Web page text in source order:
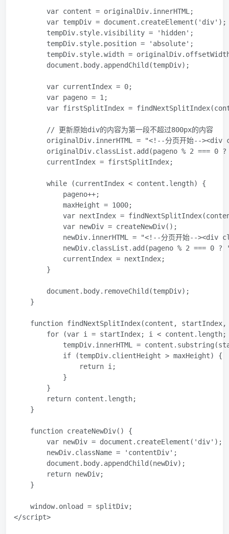
        var content = originalDiv.inner
HTML;
        var tempDiv = document.createElement('div');
        tempDiv.style.visibility = 'hidden';
        tempDiv.style.position = 'absolute';
tempDiv.style.width =
        document.body.appendChild(tempDiv);
        var currentIndex = 0;
        var pageno = 1;
var firstSplitIndex =
        // 更新原始div的内容为第一段不超过800px的内容
        originalDiv.inner
HTML = "<!--分页开始--
originalDiv.classList.add(pageno % 2 === 0
        currentIndex = firstSplitIndex;
        while (currentIndex < content.length) {
            pageno++;
            maxHeight = 1000;
var nextIndex =
            var newDiv = createNewDiv();
            newDiv.inner
HTML = "<!--分页开始--><div
newDiv.classList.add(pageno % 2 === 0 ?
            currentIndex = nextIndex;
        }
        document.body.removeChild(tempDiv);
    }
function findNextSplitIndex(content,
for (var i = startIndex; i < content.length;
            tempDiv.inner
HTML =
            if (tempDiv.clientHeight > maxHeight) {
                return i;
            }
        }
        return content.length;
    }
    function createNewDiv() {
        var newDiv = document.createElement('div');
        newDiv.className = 'contentDiv';
        document.body.appendChild(newDiv);
        return newDiv;
    }
    window.onload = splitDiv;
</script>